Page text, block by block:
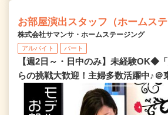
お部屋演出スタッフ（ホームステ
株式会社サマンサ・ホームステージング
アルバイト パート
【週2日～・日中のみ】未経験OK◆
らの挑戦大歓迎！主婦多数活躍中♪＠